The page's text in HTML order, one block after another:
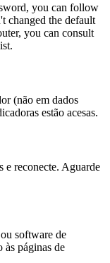
you can follow
changed the default
you can consult
(não em dados
estão acesas.
e reconecte. Aguarde
software de
às páginas de